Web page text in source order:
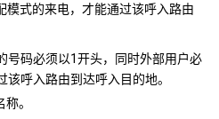
模式的来电，才能通过该呼入路由
号码必须以1开头，同时外部用户必
呼入路由到达呼入目的地。
。